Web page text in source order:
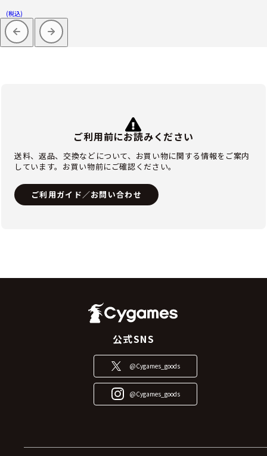
(税込)
ご利用前にお読みください
送料、返品、交換などについて、お買い物に関する情報をご案内
しています。お買い物前にご確認ください。
ご利用ガイド／お問い合わせ
公式SNS
@Cygames_goods
@Cygames_goods